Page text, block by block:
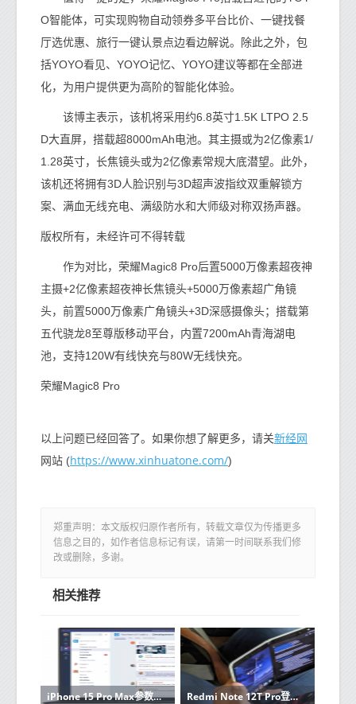
O智能体，可实现购物自动领券多平台比价、一键找餐
厅选优惠、旅行一键认景点边看边解说。除此之外，包
括YOYO看见、YOYO记忆、YOYO建议等都在全部进
化，为用户提供更为高阶的智能化体验。
该博主表示，该机将采用约6.8英寸1.5K LTPO 2.5
D大直屏，搭载超8000mAh电池。其主摄或为2亿像素1/
1.28英寸，长焦镜头或为2亿像素常规大底潜望。此外，
该机还将拥有3D人脸识别与3D超声波指纹双重解锁方
案、满血无线充电、满级防水和大师级对称双扬声器。
版权所有，未经许可不得转载
作为对比，荣耀Magic8 Pro后置5000万像素超夜神
主摄+2亿像素超夜神长焦镜头+5000万像素超广角镜
头，前置5000万像素广角镜头+3D深感摄像头；搭载第
五代骁龙8至尊版移动平台，内置7200mAh青海湖电
池，支持120W有线快充与80W无线快充。
荣耀Magic8 Pro
以上问题已经回答了。如果你想了解更多，请关新经网
网站 (https://www.xinhuatone.com/)
郑重声明：本文版权归原作者所有，转载文章仅为传播更多
信息之目的，如作者信息标记有误，请第一时间联系我们修
改或删除，多谢。
相关推荐
iPhone 15 Pro Max参数曝光 14PM同款镜头配3nm芯片 Redmi Note 12T Pro登场！卢伟冰大赞：顶级LCD手机